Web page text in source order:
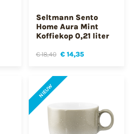
Seltmann Sento
Home Aura Mint
Koffiekop 0,21 liter
€ 18,40 € 14,35
NIEUW